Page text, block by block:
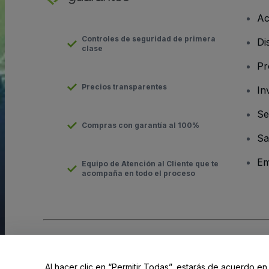
Controles de seguridad de primera
clase
Precios transparentes
Compras con garantía al 100%
Equipo de Atención al Cliente que te
acompaña en todo el proceso
Al hacer clic en “Permitir Todas”, estarás de acuerdo